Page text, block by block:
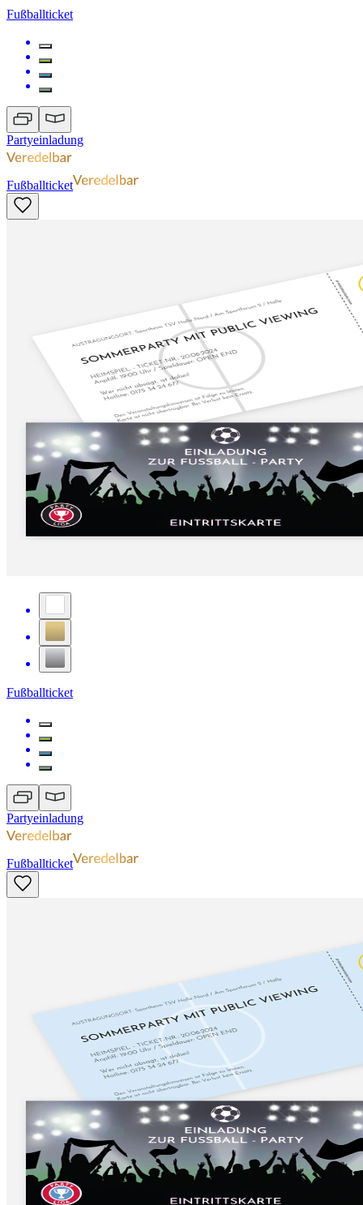
Fußballticket
Partyeinladung
Fußballticket
Fußballticket
Partyeinladung
Fußballticket